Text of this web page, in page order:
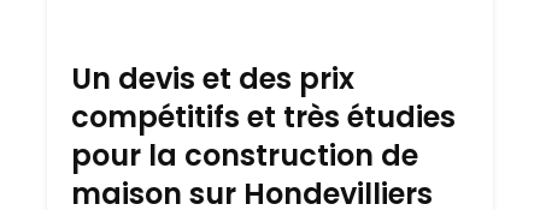
Un devis et des prix
compétitifs et très étudies
pour la construction de
maison sur Hondevilliers